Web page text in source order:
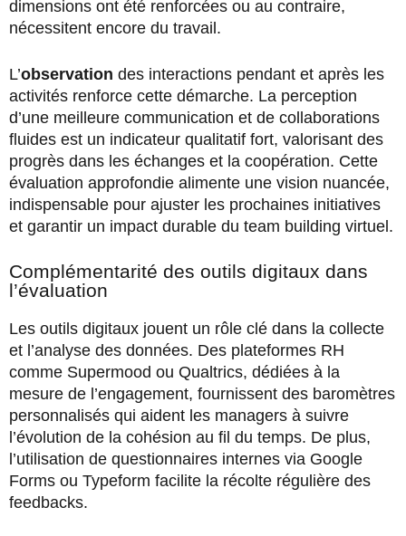
dimensions ont été renforcées ou au contraire,
nécessitent encore du travail.
L’observation des interactions pendant et après les
activités renforce cette démarche. La perception
d’une meilleure communication et de collaborations
fluides est un indicateur qualitatif fort, valorisant des
progrès dans les échanges et la coopération. Cette
évaluation approfondie alimente une vision nuancée,
indispensable pour ajuster les prochaines initiatives
et garantir un impact durable du team building virtuel.
Complémentarité des outils digitaux dans
l’évaluation
Les outils digitaux jouent un rôle clé dans la collecte
et l’analyse des données. Des plateformes RH
comme Supermood ou Qualtrics, dédiées à la
mesure de l’engagement, fournissent des baromètres
personnalisés qui aident les managers à suivre
l’évolution de la cohésion au fil du temps. De plus,
l’utilisation de questionnaires internes via Google
Forms ou Typeform facilite la récolte régulière des
feedbacks.